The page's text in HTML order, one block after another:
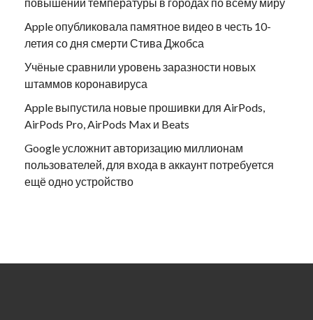
Apple опубликовала памятное видео в честь 10-
летия со дня смерти Стива Джобса
Учёные сравнили уровень заразности новых
штаммов коронавируса
Apple выпустила новые прошивки для AirPods,
AirPods Pro, AirPods Max и Beats
Google усложнит авторизацию миллионам
пользователей, для входа в аккаунт потребуется
ещё одно устройство